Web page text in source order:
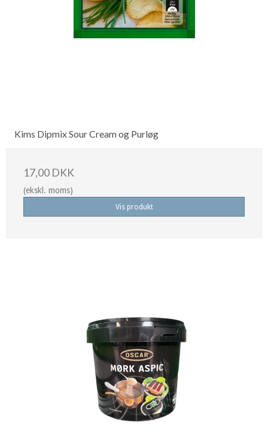
Kims Dipmix Sour Cream og Purløg
17,00 DKK
(ekskl. moms)
Vis produkt